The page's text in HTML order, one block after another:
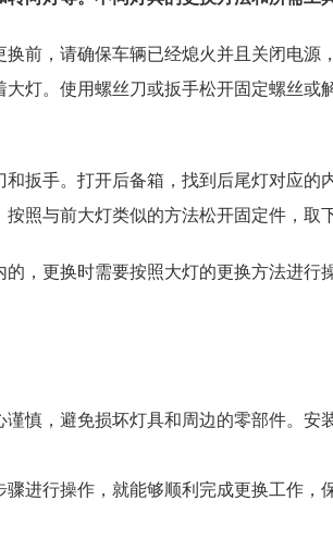
前，请确保车辆已经熄火并且关闭电源
灯。使用螺丝刀或扳手松开固定螺丝或
扳手。打开后备箱，找到后尾灯对应的
照与前大灯类似的方法松开固定件，取
，更换时需要按照大灯的更换方法进行
慎，避免损坏灯具和周边的零部件。安
进行操作，就能够顺利完成更换工作，